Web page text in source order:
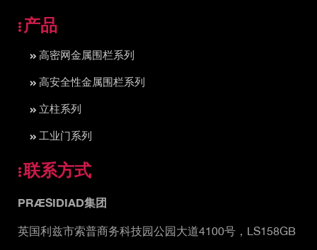
产品
高密网金属围栏系列
高安全性金属围栏系列
立柱系列
工业门系列
联系方式
PRÆSIDIAD集团
英国利兹市索普商务科技园公园大道4100号，LS158GB